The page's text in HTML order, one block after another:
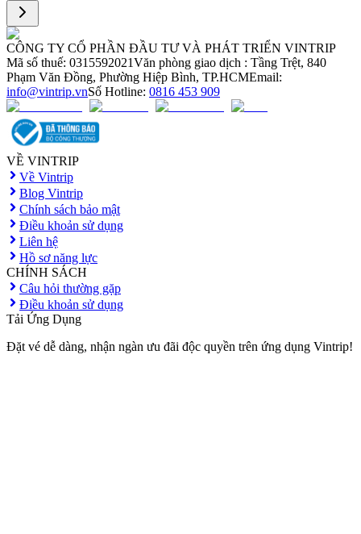
CÔNG TY CỔ PHẦN ĐẦU TƯ VÀ PHÁT TRIỂN VINTRIP
Mã số thuế: 0315592021Văn phòng giao dịch : Tầng Trệt, 840
Phạm Văn Đồng, Phường Hiệp Bình, TP.HCMEmail:
info@vintrip.vnSố Hotline: 0816 453 909
VỀ VINTRIP
Về Vintrip
Blog Vintrip
Chính sách bảo mật
Điều khoản sử dụng
Liên hệ
Hồ sơ năng lực
CHÍNH SÁCH
Câu hỏi thường gặp
Điều khoản sử dụng
Tải Ứng Dụng
Đặt vé dễ dàng, nhận ngàn ưu đãi độc quyền trên ứng dụng Vintrip!